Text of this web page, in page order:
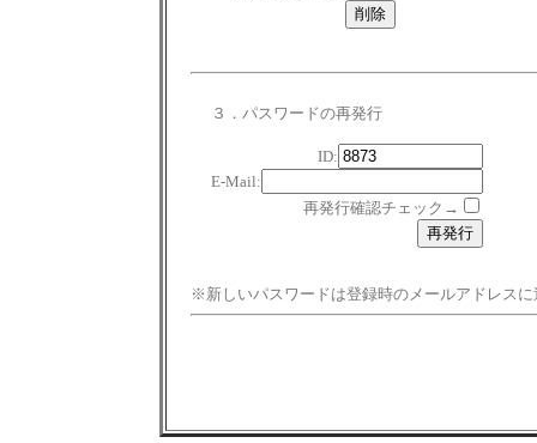
３．パスワードの再発行
ID:
E-Mail:
再発行確認チェック→
※新しいパスワードは登録時のメールアドレスに